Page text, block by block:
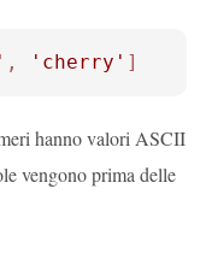
, 'cherry' ]
hanno valori ASCII
vengono prima delle